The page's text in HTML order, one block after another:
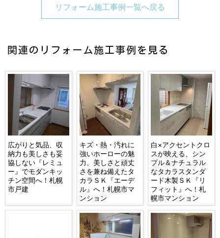
リフォーム施工事例一覧へ戻る
関連のリフォーム施工事例を見る
広がりと気品、収
納力も美しさも妥
協しない『レミュ
ー』でモダンキッ
チン空間へ！札幌
市戸建
キズ・熱・汚れに
強いホーローの魅
力、美しさと頑丈
さを兼ね備えたタ
カラＳＫ『エーデ
ル』へ！札幌市マ
ンション
白×アクセントクロ
スが映える、シン
プル＆ナチュラル
なタカラスタンダ
ード木製ＳＫ『リ
フィット』へ！札
幌市マンション